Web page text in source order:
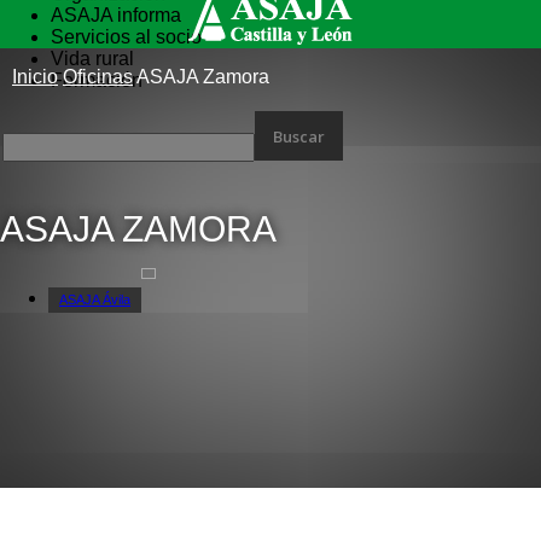
ASAJA informa
Servicios al socio
Vida rural
Formación
Inicio OficinasASAJA Zamora
ASAJA ZAMORA
ASAJA Ávila